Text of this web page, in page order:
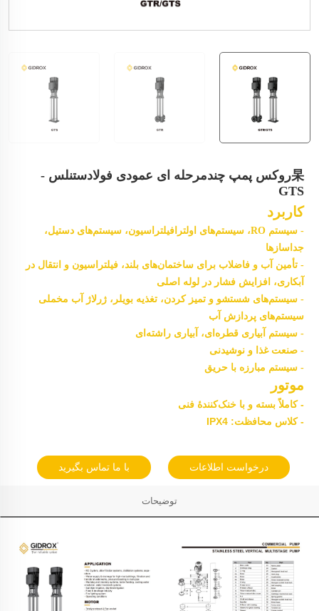
杲روکس پمپ چندمرحله ای عمودی فولادستنلس -
GTS
کاربرد
- سیستم RO، سیستم‌های اولترافیلتراسیون، سیستم‌های دستیل،
جداسازها
- تأمین آب و فاضلاب برای ساختمان‌های بلند، فیلتراسیون و انتقال در
آبکاری، افزایش فشار در لوله اصلی
- سیستم‌های شستشو و تمیز کردن، تغذیه بویلر، ژرلاژ آب مخملی
سیستم‌های پردازش آب
- سیستم آبیاری قطره‌ای، آبیاری راشته‌ای
- صنعت غذا و نوشیدنی
- سیستم مبارزه با حریق
موتور
- کاملاً بسته و با خنک‌کنندهٔ فنی
- کلاس محافظت: IPX4
درخواست اطلاعات با ما تماس بگیرید
توضیحات